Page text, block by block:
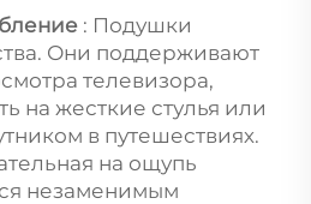
: Подушки
Они поддерживают
телевизора,
на жесткие стулья или
в путешествиях.
на ощупь
незаменимым